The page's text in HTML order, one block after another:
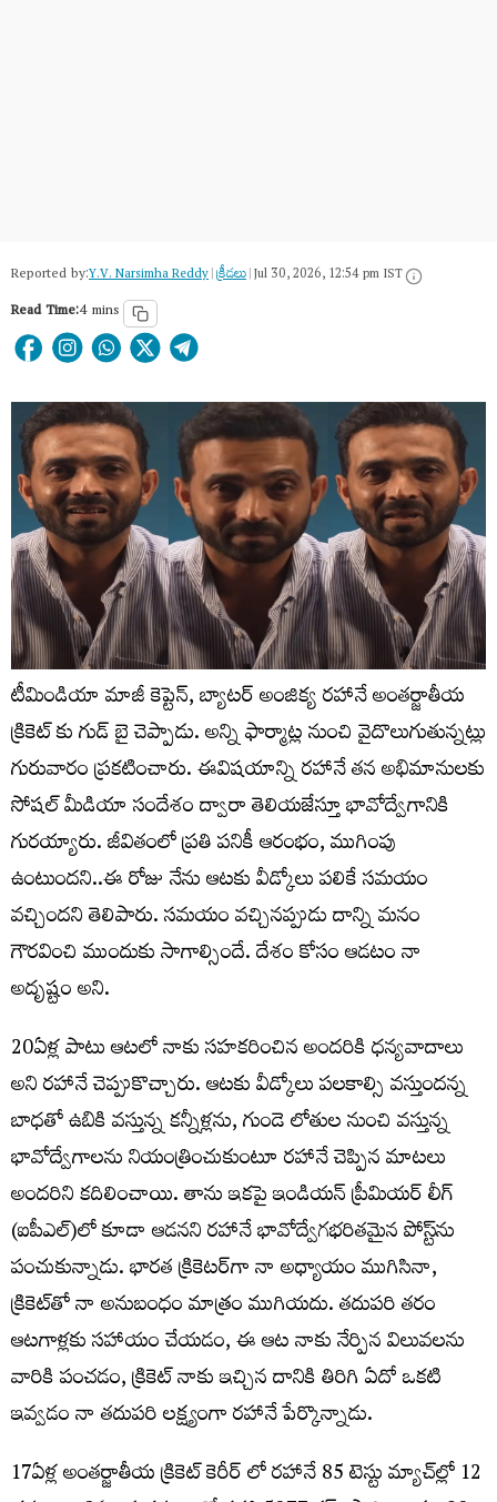
Reported by:Y.V. Narsimha Reddy|క్రీడలు|Jul 30, 2026, 12:54 pm IST
Read Time:4 mins
టీమిండియా మాజీ కెప్టెన్, బ్యాటర్ అంజిక్య రహానే అంతర్జాతీయ
క్రికెట్ కు గుడ్ బై చెప్పాడు. అన్ని ఫార్మాట్ల నుంచి వైదొలుగుతున్నట్లు
గురువారం ప్రకటించారు. ఈవిషయాన్ని రహానే తన అభిమానులకు
సోషల్ మీడియా సందేశం ద్వారా తెలియజేస్తూ భావోద్వేగానికి
గురయ్యారు. జీవితంలో ప్రతి పనికీ ఆరంభం, ముగింపు
ఉంటుందని..ఈ రోజు నేను ఆటకు వీడ్కోలు పలికే సమయం
వచ్చిందని తెలిపారు. సమయం వచ్చినప్పుడు దాన్ని మ‌నం
గౌరవించి ముందుకు సాగాల్సిందే. దేశం కోసం ఆడటం నా
అదృష్టం అని.
20ఏళ్ల పాటు ఆటలో నాకు సహకరించిన అందరికి ధన్యవాదాలు
అని రహానే చెప్పుకొచ్చారు. ఆటకు వీడ్కోలు పలకాల్సి వస్తుందన్న
బాధతో ఉబికి వస్తున్న కన్నీళ్లను, గుండె లోతుల నుంచి వస్తున్న
భావోద్వేగాలను నియంత్రించుకుంటూ రహానే చెప్పిన మాటలు
అందరిని కదిలించాయి. తాను ఇకపై ఇండియన్ ప్రీమియర్ లీగ్
(ఐపీఎల్‌)లో కూడా ఆడనని రహానే భావోద్వేగభరితమైన పోస్ట్‌ను
పంచుకున్నాడు. భారత క్రికెటర్‌గా నా అధ్యాయం ముగిసినా,
క్రికెట్‌తో నా అనుబంధం మాత్రం ముగియదు. తదుపరి తరం
ఆటగాళ్లకు సహాయం చేయడం, ఈ ఆట నాకు నేర్పిన విలువలను
వారికి పంచడం, క్రికెట్ నాకు ఇచ్చిన దానికి తిరిగి ఏదో ఒకటి
ఇవ్వడం నా తదుపరి లక్ష్యంగా రహానే పేర్కొన్నాడు.
17ఏళ్ల అంతర్జాతీయ క్రికెట్ కెరీర్ లో రహానే 85 టెస్టు మ్యాచ్‌ల్లో 12